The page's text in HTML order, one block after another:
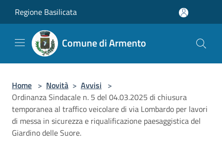
Regione Basilicata
Comune di Armento
Home > Novità > Avvisi >
Ordinanza Sindacale n. 5 del 04.03.2025 di chiusura
temporanea al traffico veicolare di via Lombardo per lavori
di messa in sicurezza e riqualificazione paesaggistica del
Giardino delle Suore.